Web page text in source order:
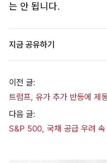
는 안 됩니다.
지금 공유하기
이전 글:
트럼프, 유가 추가 반등에 제
다음 글:
S&P 500, 국채 공급 우려 속